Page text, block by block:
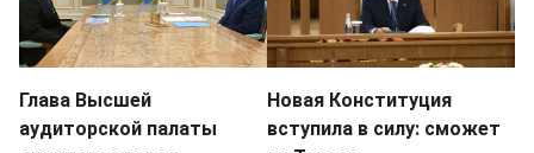
Глава Высшей
аудиторской палаты
Новая Конституция
вступила в силу: сможет